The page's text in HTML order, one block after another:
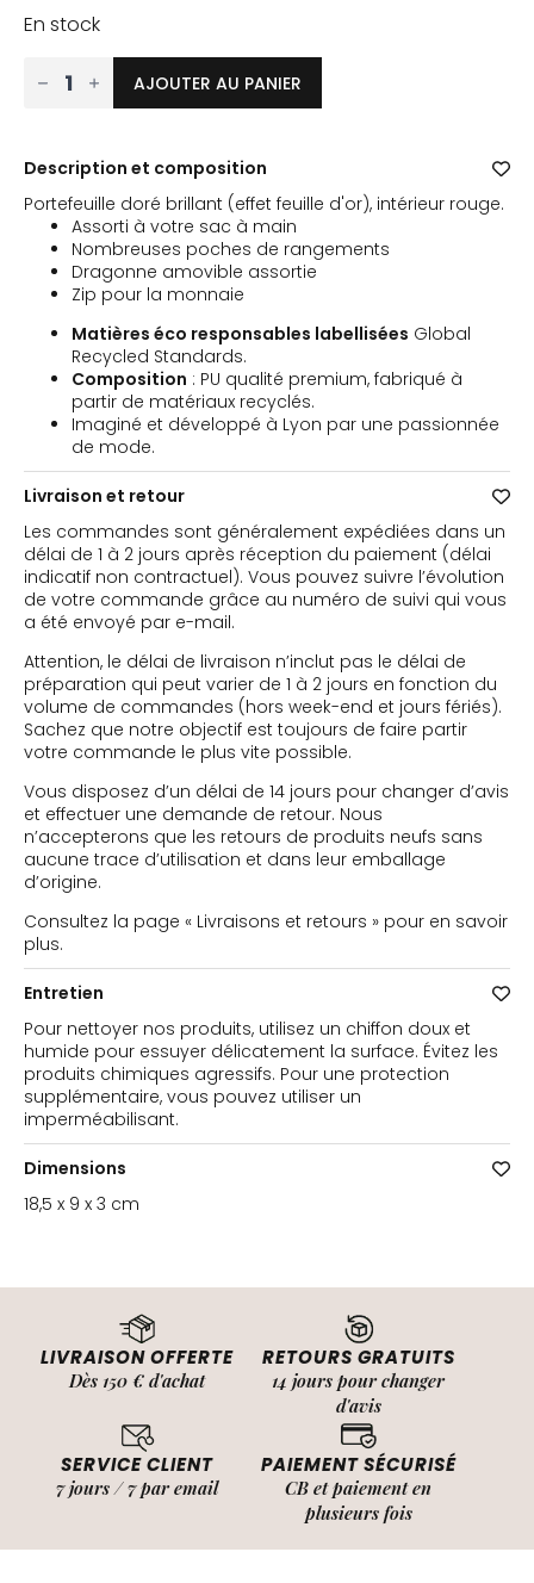
En stock
quantité
de
Portefeuille
Feuille
AJOUTER AU PANIER
Description et composition
Portefeuille doré brillant (effet feuille d'or), intérieur rouge.
Assorti à votre sac à main
Nombreuses poches de rangements
Dragonne amovible assortie
Zip pour la monnaie
Matières éco responsables labellisées Global
Recycled Standards.
Composition : PU qualité premium, fabriqué à
partir de matériaux recyclés.
Imaginé et développé à Lyon par une passionnée
de mode.
Livraison et retour
Les commandes sont généralement expédiées dans un
délai de 1 à 2 jours après réception du paiement (délai
indicatif non contractuel). Vous pouvez suivre l’évolution
de votre commande grâce au numéro de suivi qui vous
a été envoyé par e-mail.
Attention, le délai de livraison n’inclut pas le délai de
préparation qui peut varier de 1 à 2 jours en fonction du
volume de commandes (hors week-end et jours fériés).
Sachez que notre objectif est toujours de faire partir
votre commande le plus vite possible.
Vous disposez d’un délai de 14 jours pour changer d’avis
et effectuer une demande de retour. Nous
n’accepterons que les retours de produits neufs sans
aucune trace d’utilisation et dans leur emballage
d’origine.
Consultez la page « Livraisons et retours » pour en savoir
plus.
Entretien
Pour nettoyer nos produits, utilisez un chiffon doux et
humide pour essuyer délicatement la surface. Évitez les
produits chimiques agressifs. Pour une protection
supplémentaire, vous pouvez utiliser un
imperméabilisant.
Dimensions
18,5 x 9 x 3 cm
LIVRAISON OFFERTE
Dès 150 € d'achat
RETOURS GRATUITS
14 jours pour changer
d'avis
SERVICE CLIENT
7 jours / 7 par email
PAIEMENT SÉCURISÉ
CB et paiement en
plusieurs fois